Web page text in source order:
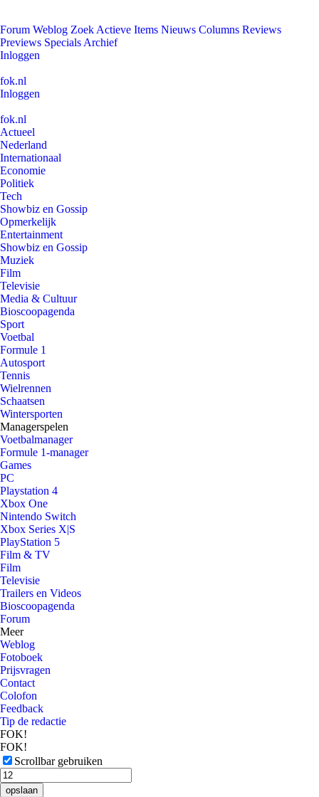
Forum Weblog Zoek Actieve Items Nieuws Columns Reviews
Previews Specials Archief
Inloggen
fok.nl
Inloggen
fok.nl
Actueel
Nederland
Internationaal
Economie
Politiek
Tech
Showbiz en Gossip
Opmerkelijk
Entertainment
Showbiz en Gossip
Muziek
Film
Televisie
Media & Cultuur
Bioscoopagenda
Sport
Voetbal
Formule 1
Autosport
Tennis
Wielrennen
Schaatsen
Wintersporten
Managerspelen
Voetbalmanager
Formule 1-manager
Games
PC
Playstation 4
Xbox One
Nintendo Switch
Xbox Series X|S
PlayStation 5
Film & TV
Film
Televisie
Trailers en Videos
Bioscoopagenda
Forum
Meer
Weblog
Fotoboek
Prijsvragen
Contact
Colofon
Feedback
Tip de redactie
FOK!
FOK!
Scrollbar gebruiken
opslaan